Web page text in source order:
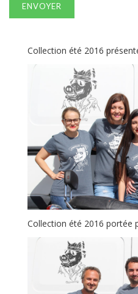
ENVOYER
Collection été 2016
Collection été 2016 portée